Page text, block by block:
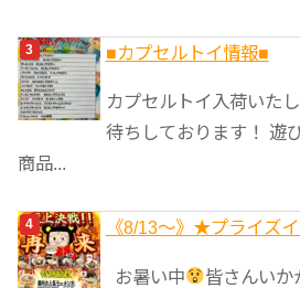
■カプセルトイ情報■
カプセルトイ入荷いた
待ちしております！ 遊
商品...
《8/13～》★️プライズ
お暑い中
皆さんいか